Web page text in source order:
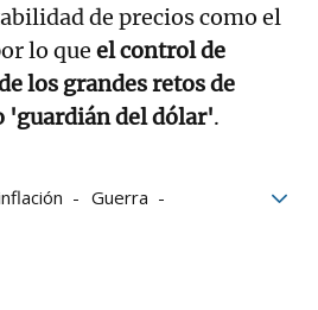
de precios como el
lo que el control de
los grandes retos de
'guardián del dólar'.
Guerra